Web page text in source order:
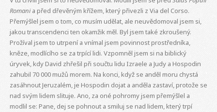
Romania před dřevěným křížem, který přivezli z Via del Corso.
Přemýšlel jsem o tom, co musím udělat, ale neuvědomoval jsem si,
jakou transcendenci ten okamžik měl. Byl jsem také zkroušený.
Prožíval jsem to utrpení a vnímal jsem povinnost prostředníka,
kněze, modlícího se za trpící lidi. Vzpomněl jsem si na biblický
úryvek, kdy David zhřešil při součtu lidu Izraele a Judy a Hospodin
zahubil 70 000 mužů morem. Na konci, když se anděl moru chystá
zasáhnout Jeruzalém, je Hospodin dojat a anděla zastaví, protože se
nad svým lidem slituje. Ano, za oné pohromy jsem přemýšlel a
modlil se: Pane, dej se pohnout a smiluj se nad lidem, který trpí